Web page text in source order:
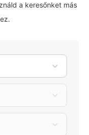
a keresőnket más